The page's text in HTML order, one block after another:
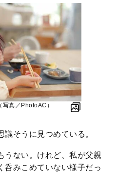
真／PhotoAC）
そうに見つめている。
うない。けれど、私が父親
呑みこめていない様子だっ